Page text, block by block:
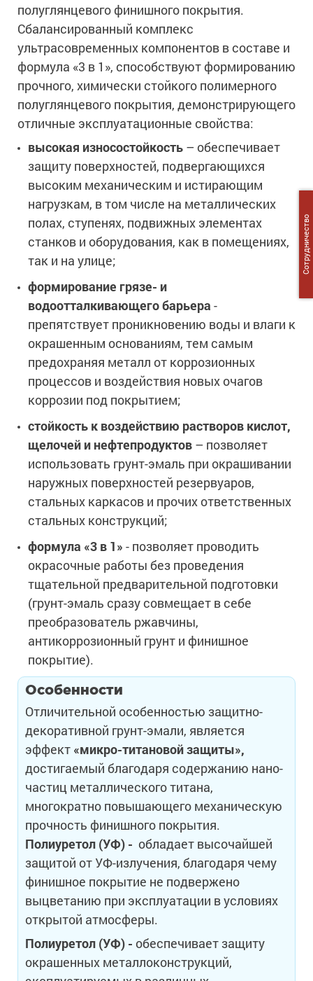
полуглянцевого финишного покрытия.
Сбалансированный комплекс
ультрасовременных компонентов в составе и
формула «3 в 1», способствуют формированию
прочного, химически стойкого полимерного
полуглянцевого покрытия, демонстрирующего
отличные эксплуатационные свойства:
высокая износостойкость – обеспечивает
защиту поверхностей, подвергающихся
высоким механическим и истирающим
нагрузкам, в том числе на металлических
полах, ступенях, подвижных элементах
станков и оборудования, как в помещениях,
так и на улице;
формирование грязе- и
водоотталкивающего барьера -
препятствует проникновению воды и влаги к
окрашенным основаниям, тем самым
предохраняя металл от коррозионных
процессов и воздействия новых очагов
коррозии под покрытием;
стойкость к воздействию растворов кислот,
щелочей и нефтепродуктов – позволяет
использовать грунт-эмаль при окрашивании
наружных поверхностей резервуаров,
стальных каркасов и прочих ответственных
стальных конструкций;
формула «3 в 1» - позволяет проводить
окрасочные работы без проведения
тщательной предварительной подготовки
(грунт-эмаль сразу совмещает в себе
преобразователь ржавчины,
антикоррозионный грунт и финишное
покрытие).
Особенности
Отличительной особенностью защитно-
декоративной грунт-эмали, является
эффект «микро-титановой защиты»,
достигаемый благодаря содержанию нано-
частиц металлического титана,
многократно повышающего механическую
прочность финишного покрытия.
Полиуретол (УФ) - обладает высочайшей
защитой от УФ-излучения, благодаря чему
финишное покрытие не подвержено
выцветанию при эксплуатации в условиях
открытой атмосферы.
Полиуретол (УФ) - обеспечивает защиту
окрашенных металлоконструкций,
Сотрудничество